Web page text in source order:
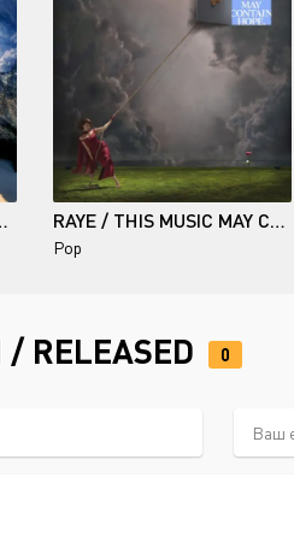
- 2026 RAYE / THIS MUSIC MAY CONTAIN HOPE.
Pop
RELEASED 0